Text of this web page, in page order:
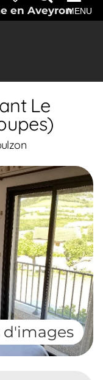
en AveyronMENU
Le
d'images